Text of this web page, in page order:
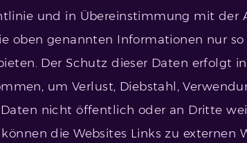
und in Übereinstimmung mit der
oben genannten Informationen nur
Der Schutz dieser Daten erfolgt
um Verlust, Diebstahl,
nicht öffentlich oder an Dritte
die Websites Links zu